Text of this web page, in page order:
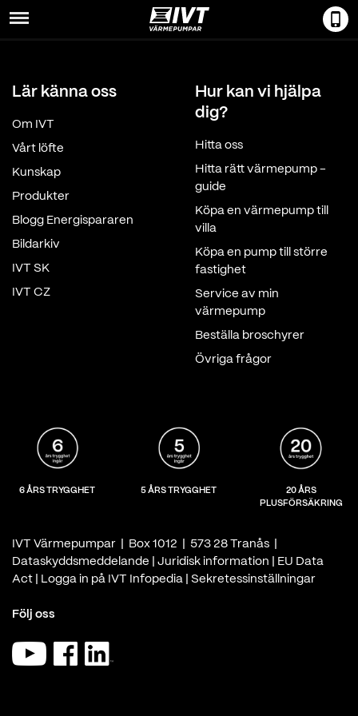
Lär känna oss
Om IVT
Vårt löfte
Kunskap
Produkter
Blogg Energispararen
Bildarkiv
IVT SK
IVT CZ
Hur kan vi hjälpa
dig?
Hitta oss
Hitta rätt värmepump -
guide
Köpa en värmepump till
villa
Köpa en pump till större
fastighet
Service av min
värmepump
Beställa broschyrer
Övriga frågor
6 ÅRS TRYGGHET 5 ÅRS TRYGGHET
20 ÅRS
PLUSFÖRSÄKRING
IVT Värmepumpar | Box 1012 | 573 28 Tranås |
Dataskyddsmeddelande
Juridisk information
EU Data
Act
Logga in på IVT Infopedia Sekretessinställningar
Följ oss